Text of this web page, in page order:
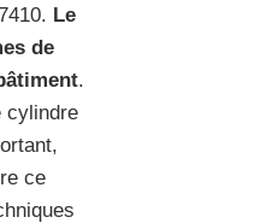
Le
de
.
cylindre
ce